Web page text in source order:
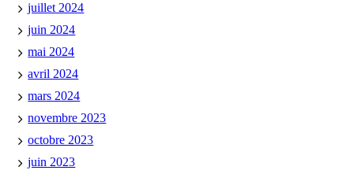
juillet 2024
juin 2024
mai 2024
avril 2024
mars 2024
novembre 2023
octobre 2023
juin 2023